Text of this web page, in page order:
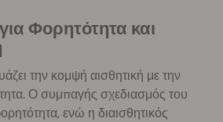
Φορητότητα και
την κομψή αισθητική με την
Ο συμπαγής σχεδιασμός του
ενώ η διαισθητικός